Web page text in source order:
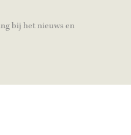
bij het nieuws en